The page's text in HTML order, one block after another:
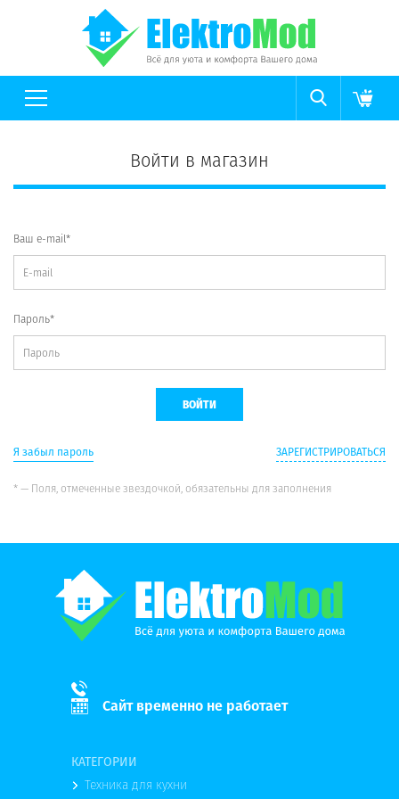
Войти в магазин
Ваш e-mail*
Пароль*
Я забыл пароль ЗАРЕГИСТРИРОВАТЬСЯ
* — Поля, отмеченные звездочкой, обязательны для заполнения
Сайт временно не работает
КАТЕГОРИИ
Техника для кухни